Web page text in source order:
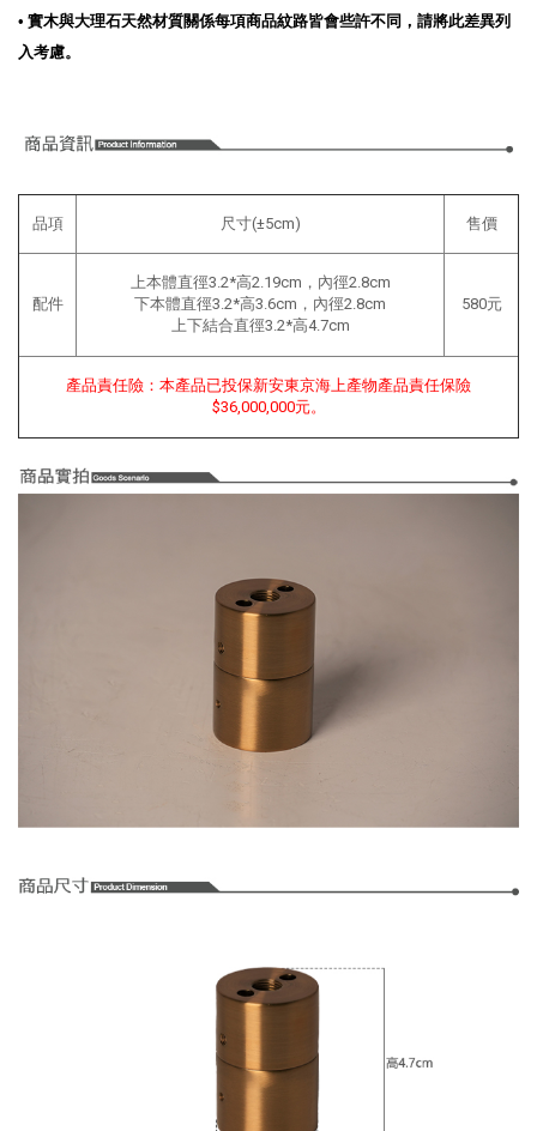
• 實木與大理石天然材質關係每項商品紋路皆會些許不同，請將此差異列
入考慮。
品項 尺寸(±5cm) 售價
配件
上本體直徑3.2*高2.19cm，內徑2.8cm
下本體直徑3.2*高3.6cm，內徑2.8cm
上下結合直徑3.2*高4.7cm
580元
產品責任險：本產品已投保新安東京海上產物產品責任保險
$36,000,000元。